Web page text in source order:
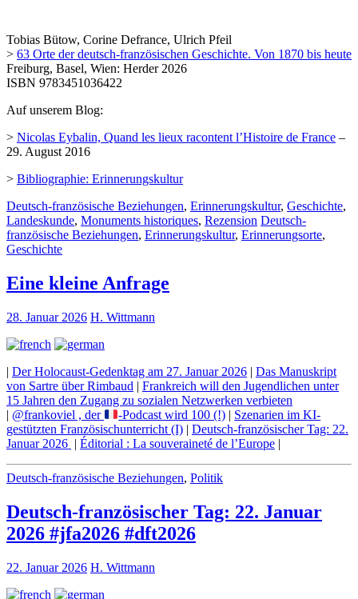
Tobias Bütow, Corine Defrance, Ulrich Pfeil
> 63 Orte der deutsch-französischen Geschichte. Von 1870 bis heute
Freiburg, Basel, Wien: Herder 2026
ISBN 9783451036422
Auf unserem Blog:
> Nicolas Eybalin, Quand les lieux racontent l’Histoire de France –
29. August 2016
> Bibliographie: Erinnerungskultur
Deutsch-französische Beziehungen, Erinnerungskultur, Geschichte,
Landeskunde, Monuments historiques, Rezension Deutsch-
französische Beziehungen, Erinnerungskultur, Erinnerungsorte,
Geschichte
Eine kleine Anfrage
28. Januar 2026 H. Wittmann
| Der Holocaust-Gedenktag am 27. Januar 2026 | Das Manuskript
von Sartre über Rimbaud | Frankreich will den Jugendlichen unter
15 Jahren den Zugang zu sozialen Netzwerken verbieten
| @frankoviel , der -Podcast wird 100 (!) | Szenarien im KI-
gestützten Französischunterricht (I) | Deutsch-französischer Tag: 22.
Januar 2026 | Éditorial : La souveraineté de l’Europe |
Deutsch-französische Beziehungen, Politik
Deutsch-französischer Tag: 22. Januar
2026 #jfa2026 #dft2026
22. Januar 2026 H. Wittmann